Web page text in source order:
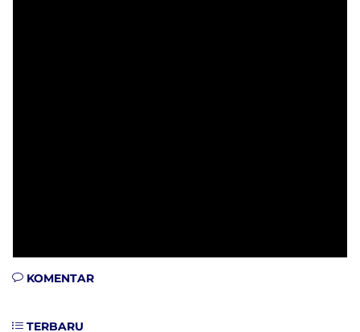
KOMENTAR
TERBARU